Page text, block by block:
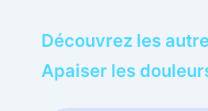
Découvrez les
Apaiser les